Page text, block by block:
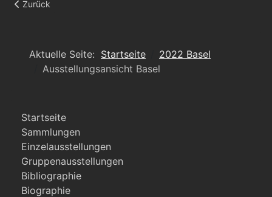
Vorheriger Beitrag: Ausstellungsansicht Basel
Zurück
Aktuelle Seite: Startseite
2022 Basel
Ausstellungsansicht Basel
Startseite
Sammlungen
Einzelausstellungen
Gruppenausstellungen
Bibliographie
Biographie